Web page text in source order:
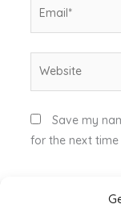
Save my
for the next time